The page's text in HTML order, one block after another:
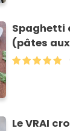
Spaghetti
(pâtes
Le VRAI